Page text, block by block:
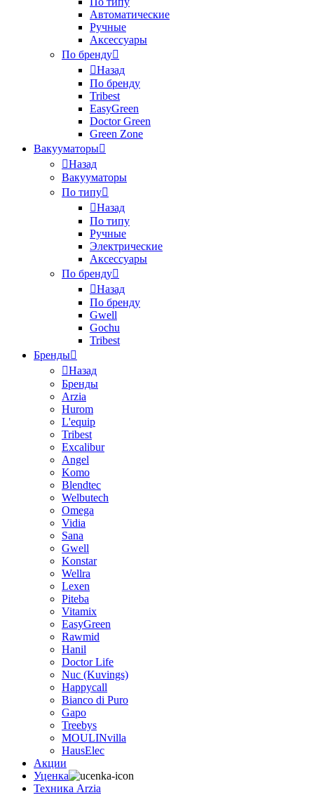
Автоматические
Ручные
Аксессуары
По бренду
Назад
По бренду
Tribest
EasyGreen
Doctor Green
Green Zone
Вакууматоры
Назад
Вакууматоры
По типу
Назад
По типу
Ручные
Электрические
Аксессуары
По бренду
Назад
По бренду
Gwell
Gochu
Tribest
Бренды
Назад
Бренды
Arzia
Hurom
L'equip
Tribest
Excalibur
Angel
Komo
Blendtec
Welbutech
Omega
Vidia
Sana
Gwell
Konstar
Wellra
Lexen
Piteba
Vitamix
EasyGreen
Rawmid
Hanil
Doctor Life
Nuc (Kuvings)
Happycall
Bianco di Puro
Gapo
Treebys
MOULINvilla
HausElec
Акции
Уценка
Техника Arzia